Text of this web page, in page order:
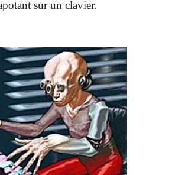
sur un clavier.